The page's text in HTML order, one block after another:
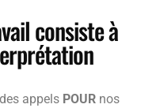
consiste à
appels POUR nos